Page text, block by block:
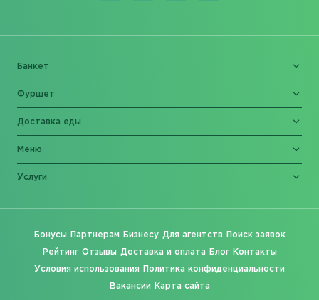
Банкет
Фуршет
Доставка еды
Меню
Услуги
Бонусы Партнерам Бизнесу Для агентств Поиск заявок
Рейтинг Отзывы Доставка и оплата Блог Контакты
Условия использования Политика конфиденциальности
Вакансии Карта сайта